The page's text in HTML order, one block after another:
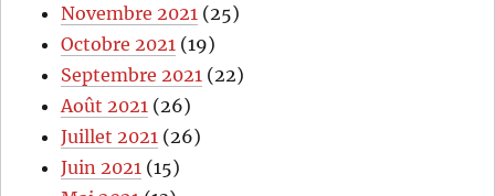
Novembre 2021 (25)
Octobre 2021 (19)
Septembre 2021 (22)
Août 2021 (26)
Juillet 2021 (26)
Juin 2021 (15)